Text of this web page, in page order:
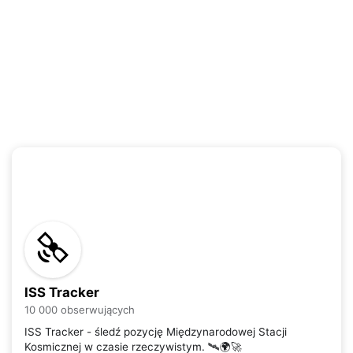
ISS Tracker
10 000 obserwujących
ISS Tracker - śledź pozycję Międzynarodowej Stacji
Kosmicznej w czasie rzeczywistym. 🛰️🌍🚀